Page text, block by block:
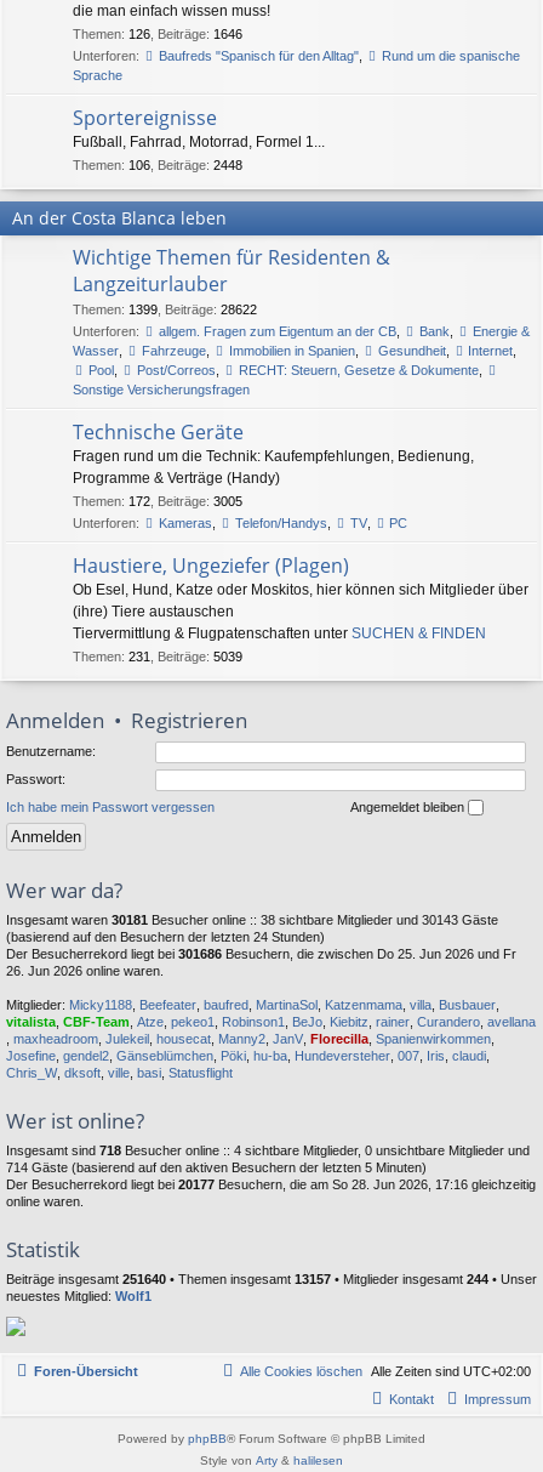
die man einfach wissen muss!
Themen: 126 Beiträge: 1646
Unterforen:
Baufreds "Spanisch für den Alltag",
Rund um die spanische
Sprache
Sportereignisse
Fußball, Fahrrad, Motorrad, Formel 1...
Themen: 106 Beiträge: 2448
An der Costa Blanca leben
Wichtige Themen für Residenten &
Langzeiturlauber
Themen: 1399 Beiträge: 28622
Unterforen:
allgem. Fragen zum Eigentum an der CB, Bank
Energie &
Wasser
Fahrzeuge, Immobilien in Spanien, Gesundheit, Internet
Pool, Post/Correos RECHT: Steuern, Gesetze & Dokumente,
Sonstige Versicherungsfragen
Technische Geräte
Fragen rund um die Technik: Kaufempfehlungen, Bedienung,
Programme & Verträge (Handy)
Themen: 172 Beiträge: 3005
Unterforen:
Kameras Telefon/Handys TV, PC
Haustiere, Ungeziefer (Plagen)
Ob Esel, Hund, Katze oder Moskitos, hier können sich Mitglieder über
(ihre) Tiere austauschen
Tiervermittlung & Flugpatenschaften unter SUCHEN & FINDEN
Themen: 231 Beiträge: 5039
Anmelden • Registrieren
Benutzername:
Passwort:
Ich habe mein Passwort vergessen
Angemeldet bleiben
Wer war da?
Insgesamt waren 30181 Besucher online :: 38 sichtbare Mitglieder und 30143 Gäste
(basierend auf den Besuchern der letzten 24 Stunden)
Der Besucherrekord liegt bei 301686 Besuchern, die zwischen Do 25. Jun 2026 und Fr
26. Jun 2026 online waren.
Mitglieder: Micky1188 Beefeater baufred MartinaSol Katzenmama villa Busbauer
vitalista CBF-Team Atze pekeo1 Robinson1 BeJo Kiebitz rainer Curandero avellana
maxheadroom Julekeil housecat Manny2 JanV Florecilla Spanienwirkommen
Josefine gendel2 Gänseblümchen Pöki hu-ba Hundeversteher 007 Iris claudi
Chris_W, dksoft ville basi Statusflight
Wer ist online?
Insgesamt sind 718 Besucher online :: 4 sichtbare Mitglieder, 0 unsichtbare Mitglieder und
714 Gäste (basierend auf den aktiven Besuchern der letzten 5 Minuten)
Der Besucherrekord liegt bei 20177 Besuchern, die am So 28. Jun 2026, 17:16 gleichzeitig
online waren.
Statistik
Beiträge insgesamt 251640 • Themen insgesamt 13157 • Mitglieder insgesamt 244 • Unser
neuestes Mitglied: Wolf1
Foren-Übersicht Alle Zeiten sind UTC+02:00
Alle Cookies löschen
Impressum
Kontakt
Powered by phpBB® Forum Software © phpBB Limited
Style von Arty & halilesen